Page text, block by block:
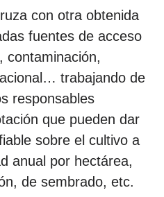
con otra obtenida
fuentes de acceso
contaminación,
trabajando de
responsables
que pueden dar
sobre el cultivo a
anual por hectárea,
de sembrado, etc.